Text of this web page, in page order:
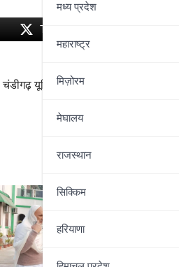
मध्‍य प्रदेश
महाराष्‍ट्र
मिज़ोरम
मेघालय
राजस्थान
सिक्किम
हरियाणा
Tweet
यूनिवर्सिटी यूपी